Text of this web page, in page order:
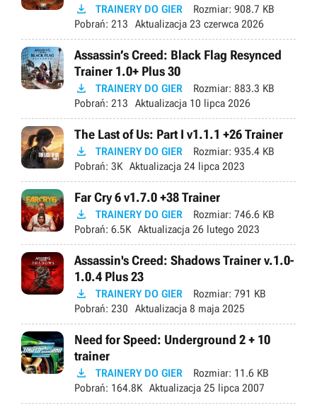
 TRAINERY DO GIER Rozmiar: 908.7 KB
Pobrań: 213 Aktualizacja 23 czerwca 2026
Assassin’s Creed: Black Flag Resynced
Trainer 1.0+ Plus 30
 TRAINERY DO GIER Rozmiar: 883.3 KB
Pobrań: 213 Aktualizacja 10 lipca 2026
The Last of Us: Part I v1.1.1 +26 Trainer
 TRAINERY DO GIER Rozmiar: 935.4 KB
Pobrań: 3K Aktualizacja 24 lipca 2023
Far Cry 6 v1.7.0 +38 Trainer
 TRAINERY DO GIER Rozmiar: 746.6 KB
Pobrań: 6.5K Aktualizacja 26 lutego 2023
Assassin's Creed: Shadows Trainer v.1.0-
1.0.4 Plus 23
 TRAINERY DO GIER Rozmiar: 791 KB
Pobrań: 230 Aktualizacja 8 maja 2025
Need for Speed: Underground 2 + 10
trainer
 TRAINERY DO GIER Rozmiar: 11.6 KB
Pobrań: 164.8K Aktualizacja 25 lipca 2007